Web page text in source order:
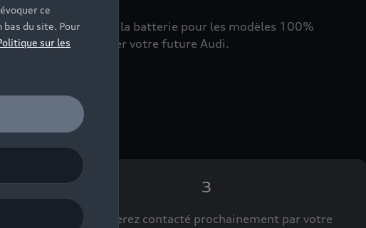
ce
du site. Pour
sur les
l'état de santé de la batterie pour les modèles 100%
d'achat et trouver votre future Audi.
3
Vous serez contacté prochainement par votre